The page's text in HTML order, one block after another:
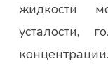
жидкости
усталости,
концентрации.